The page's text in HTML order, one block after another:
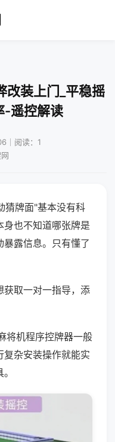
改装上门_平稳摇
-遥控解读
｜阅读：1
猜牌面"基本没有科
身也不知道哪张牌是
露信息。只有懂了
获取一对一指导，添
将机程序控牌器一般
复杂安装操作就能实